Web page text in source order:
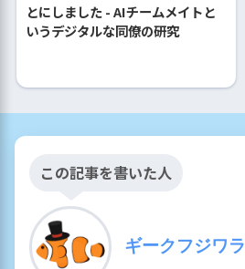
とにしました - AIチームメイトと
いうデジタルな同僚の研究
この記事を書いた人
ギークフジワラ